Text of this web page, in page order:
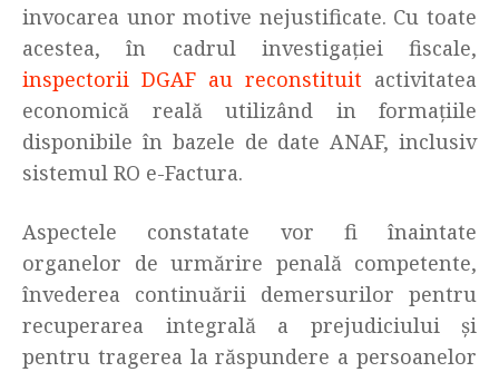
invocarea unor motive nejustificate. Cu toate
acestea, în cadrul investigației fiscale,
inspectorii DGAF au reconstituit activitatea
economică reală utilizând in formațiile
disponibile în bazele de date ANAF, inclusiv
sistemul RO e-Factura.
Aspectele constatate vor fi înaintate
organelor de urmărire penală competente,
învederea continuării demersurilor pentru
recuperarea integrală a prejudiciului și
pentru tragerea la răspundere a persoanelor